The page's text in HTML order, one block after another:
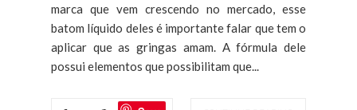
marca que vem crescendo no mercado, esse
batom líquido deles é importante falar que tem o
aplicar que as gringas amam. A fórmula dele
possui elementos que possibilitam que...